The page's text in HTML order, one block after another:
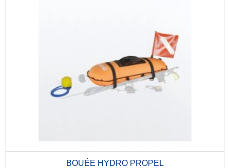
BOUÉE HYDRO PROPEL